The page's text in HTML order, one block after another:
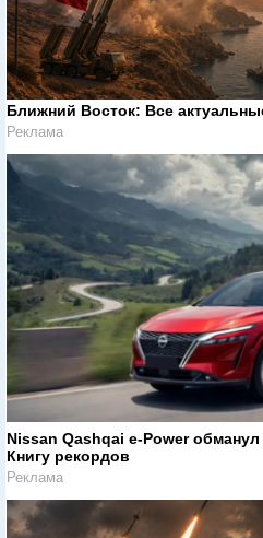
Ближний Восток: Все
Реклама
Nissan Qashqai e-Power
Книгу рекордов
Реклама